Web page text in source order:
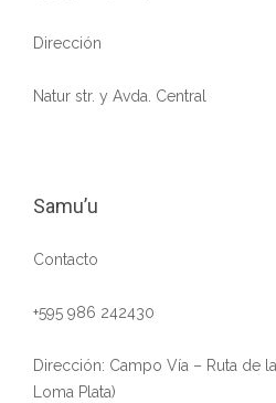
Dirección
Natur str. y Avda. Central
Samu’u
Contacto
+595 986 242430
Dirección: Campo Vía – Ruta de
Loma Plata)